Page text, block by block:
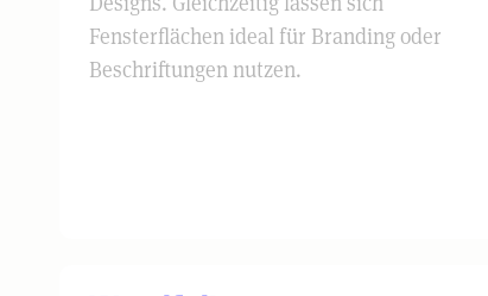
Fensterflächen ideal für Branding oder
Beschriftungen nutzen.